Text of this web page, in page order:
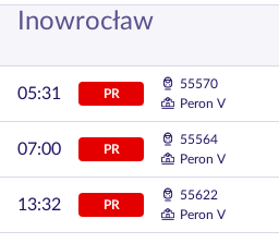
Inowrocław
05:31 PR
55570
Peron V
07:00 PR
55564
Peron V
13:32 PR
55622
Peron V